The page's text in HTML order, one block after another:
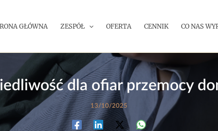
GŁÓWNA ZESPÓŁ OFERTA CENNIK CO NAS
dla ofiar przemocy
13/10/2025